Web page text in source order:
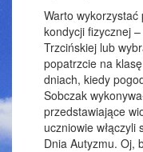
Warto
kondycji fizycznej
Trzcińskiej lub
popatrzcie na
dniach, kiedy
Sobczak
przedstawiające
uczniowie
Dnia Autyzmu. Oj,